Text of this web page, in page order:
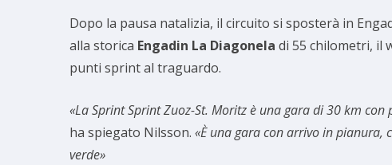
Dopo la pausa natalizia, il circuito si sposterà in
alla storica Engadin La Diagonela di 55 chilometri, il
punti sprint al traguardo.
«La Sprint Sprint Zuoz-St. Moritz è una gara di 30 km
ha spiegato Nilsson. «È una gara con arrivo in
verde»